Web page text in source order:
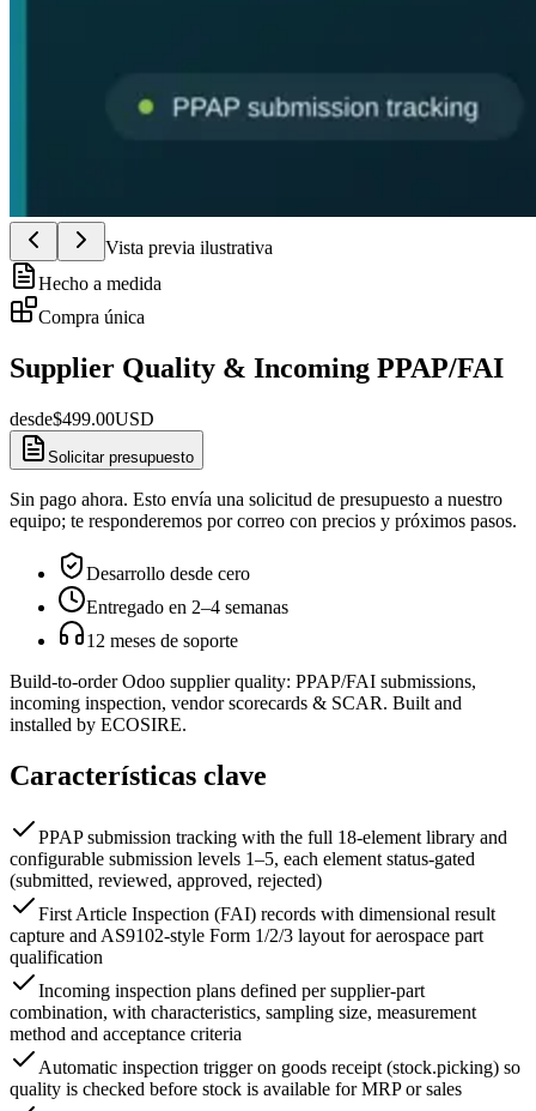
Vista previa ilustrativa
Hecho a medida
Compra única
Supplier Quality & Incoming PPAP/FAI
desde$499.00USD
Solicitar presupuesto
Sin pago ahora. Esto envía una solicitud de presupuesto a nuestro
equipo; te responderemos por correo con precios y próximos pasos.
Desarrollo desde cero
Entregado en 2–4 semanas
12 meses de soporte
Build-to-order Odoo supplier quality: PPAP/FAI submissions,
incoming inspection, vendor scorecards & SCAR. Built and
installed by ECOSIRE.
Características clave
PPAP submission tracking with the full 18-element library and
configurable submission levels 1–5, each element status-gated
(submitted, reviewed, approved, rejected)
First Article Inspection (FAI) records with dimensional result
capture and AS9102-style Form 1/2/3 layout for aerospace part
qualification
Incoming inspection plans defined per supplier-part
combination, with characteristics, sampling size, measurement
method and acceptance criteria
Automatic inspection trigger on goods receipt (stock.picking) so
quality is checked before stock is available for MRP or sales